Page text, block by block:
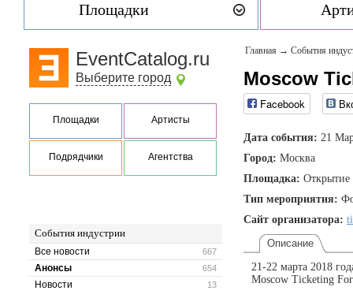
Площадки
EventCatalog.ru
Выберите город
Площадки Артисты
Подрядчики Агентства
События индустрии
667
Все новости
654
Анонсы
13
Новости
Главная → События
Moscow
Facebook
Дата события: 21
Город: Москва
Площадка: Открытие
Тип мероприятия:
Сайт организатора:
Описание
21-22 марта 2018
Moscow Ticketing